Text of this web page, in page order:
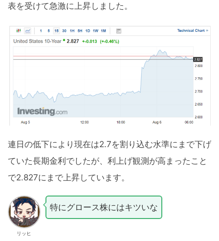
表を受けて急激に上昇しました。
連日の低下により現在は2.7を割り込む水準にまで下げ
ていた長期金利でしたが、利上げ観測が高まったこと
で2.827にまで上昇しています。
リッヒ
特にグロース株にはキツいな